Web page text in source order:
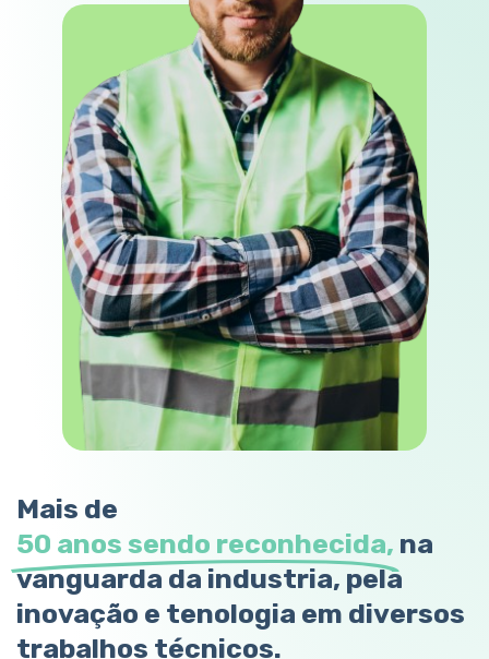
Mais de
50 anos sendo reconhecida, na
vanguarda da industria, pela
inovação e tenologia em diversos
trabalhos técnicos.